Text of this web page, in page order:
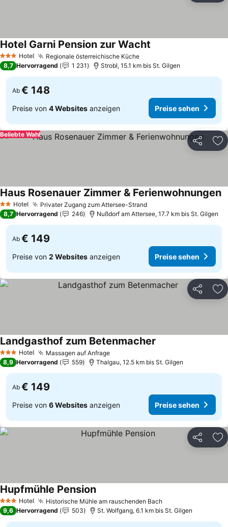
3 SterneHotel Regionale österreichische KüchePreise sehen
Hotel Garni Pension zur Wacht
8,7 Hervorragend 1 231 Strobl, 15.1 km bis St. Gilgen
Ab € 148
Preise von 4 Websites anzeigen Preise sehen
Teilen
Beliebte Wahl
2 Sterne
Hotel Privater Zugang zum Attersee-StrandPreise sehen
Haus Rosenauer Zimmer & Ferienwohnungen
8,7 Hervorragend 246 Nußdorf am Attersee, 17.7 km bis St. Gilgen
Ab € 149
Preise von 2 Websites anzeigen Preise sehen
Teilen
3 SterneHotel Massagen auf AnfragePreise sehen
Landgasthof zum Betenmacher
8,9 Hervorragend 559 Thalgau, 12.5 km bis St. Gilgen
Ab € 149
Preise von 6 Websites anzeigen Preise sehen
Teilen
3 SterneHotel Historische Mühle am rauschenden BachPreise sehen
Hupfmühle PensionPreise sehen
9,6 Hervorragend 503 St. Wolfgang, 6.1 km bis St. Gilgen